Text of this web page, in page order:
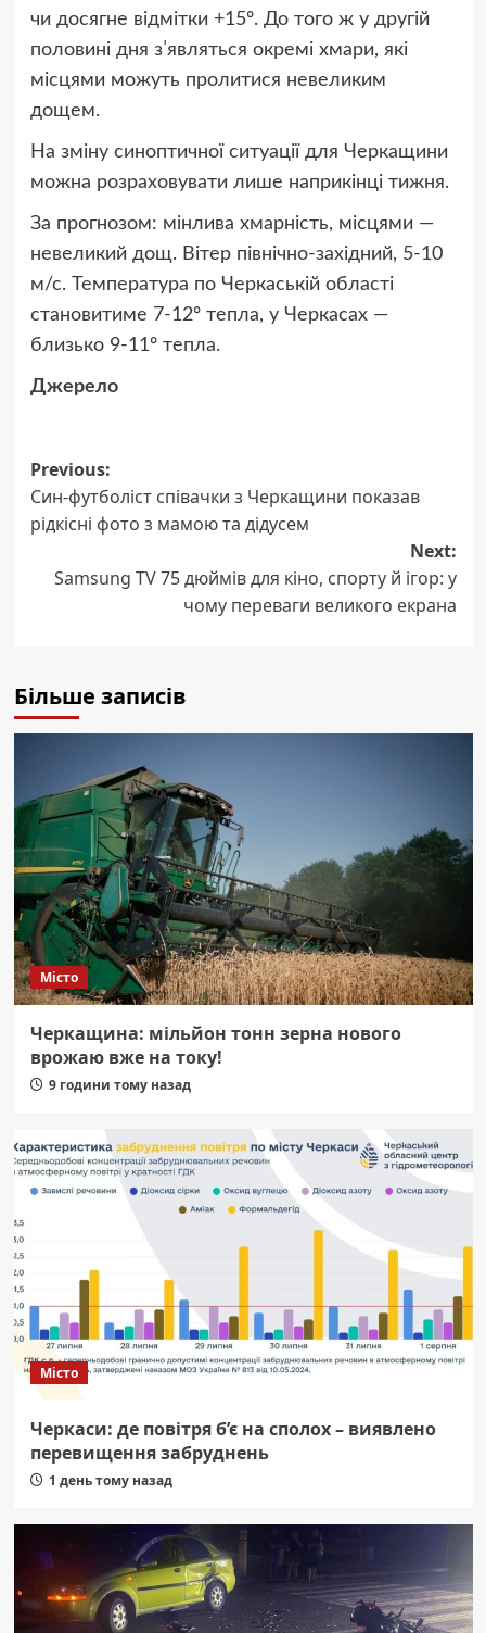
чи досягне відмітки +15º. До того ж у другій
половині дня зˈявляться окремі хмари, які
місцями можуть пролитися невеликим
дощем.
На зміну синоптичної ситуації для Черкащини
можна розраховувати лише наприкінці тижня.
За прогнозом: мінлива хмарність, місцями —
невеликий дощ. Вітер північно-західний, 5-10
м/с. Температура по Черкаській області
становитиме 7-12º тепла, у Черкасах —
близько 9-11º тепла.
Джерело
Post
navigation
Previous:
Син-футболіст співачки з Черкащини показав
рідкісні фото з мамою та дідусем
Next:
Samsung TV 75 дюймів для кіно, спорту й ігор: у
чому переваги великого екрана
Більше записів
Місто
Черкащина: мільйон тонн зерна нового
врожаю вже на току!
9 години тому назад
Місто
Черкаси: де повітря б’є на сполох – виявлено
перевищення забруднень
1 день тому назад